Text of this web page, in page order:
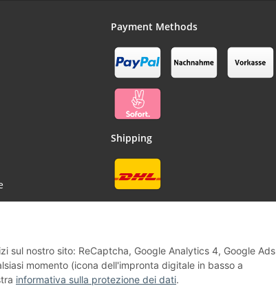
nostro sito: ReCaptcha, Google Analytics 4, Google Ads
momento (icona dell'impronta digitale in basso a
informativa sulla protezione dei dati.
Payment Methods
Shipping